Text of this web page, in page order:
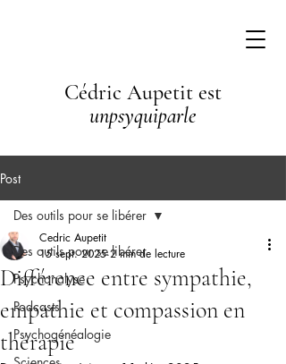
Cédric Aupetit est
unpsyquiparle
Post
Des outils pour se libérer
Psychanalyse
Podcasts
Psychogénéalogie
Des outils pour se libérer
Différence entre sympathie,
empathie et compassion en
thérapie
Cedric Aupetit
15 sept. 2025 2 min de lecture